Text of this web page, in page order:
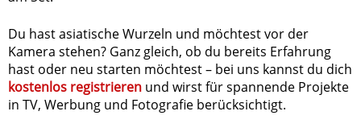
Du hast asiatische Wurzeln und möchtest vor der
Kamera stehen? Ganz gleich, ob du bereits Erfahrung
hast oder neu starten möchtest – bei uns kannst du dich
kostenlos registrieren und wirst für spannende Projekte
in TV, Werbung und Fotografie berücksichtigt.